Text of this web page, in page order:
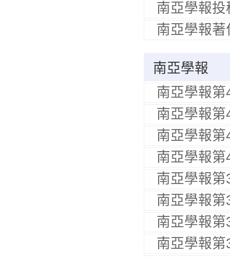
南亞學報
南亞學報
南亞學報
南亞學報第
南亞學報第
南亞學報第
南亞學報第
南亞學報第
南亞學報第
南亞學報第
南亞學報第